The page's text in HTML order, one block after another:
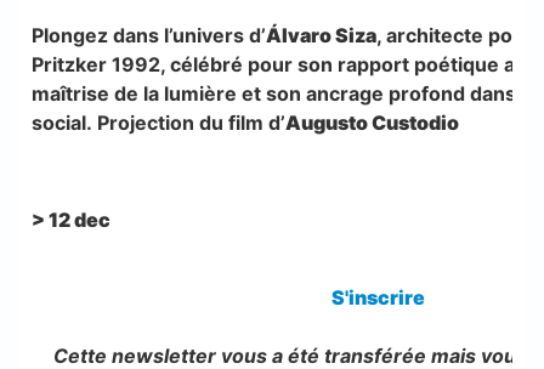
Plongez dans l’univers d’Álvaro Siza, architecte
Pritzker 1992, célébré pour son rapport poétique au
maîtrise de la lumière et son ancrage profond dans
social. Projection du film d’Augusto Custodio
> 12 dec
S'inscrire
Cette newsletter vous a été transférée mais vous